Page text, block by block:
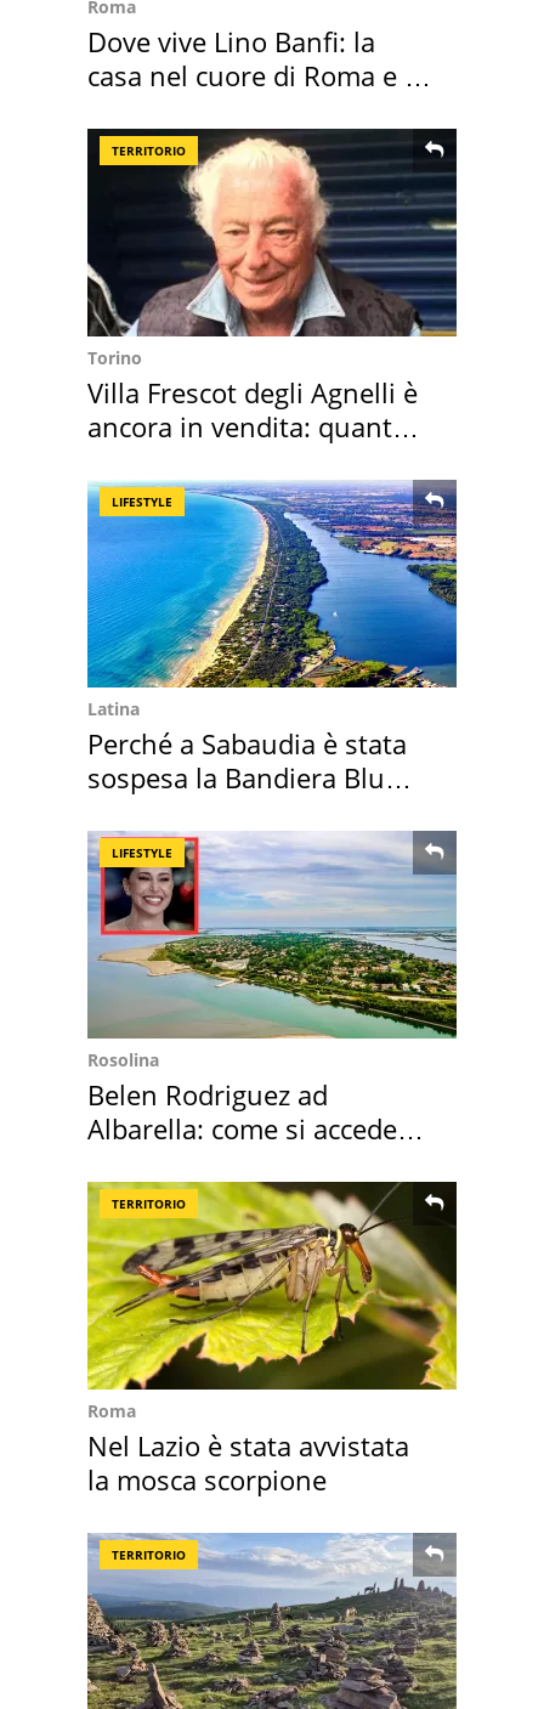
Roma
Dove vive Lino Banfi: la
casa nel cuore di Roma e i
TERRITORIO
Torino
Villa Frescot degli Agnelli è
ancora in vendita: quanto
LIFESTYLE
Latina
Perché a Sabaudia è stata
sospesa la Bandiera Blu
LIFESTYLE
Rosolina
Belen Rodriguez ad
Albarella: come si accede
TERRITORIO
Roma
Nel Lazio è stata avvistata
la mosca scorpione
TERRITORIO